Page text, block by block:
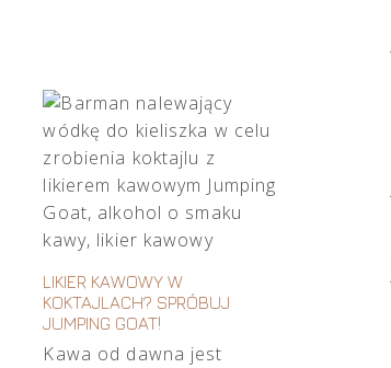
LIKIER KAWOWY W
KOKTAJLACH? SPRÓBUJ
JUMPING GOAT!
Kawa od dawna jest